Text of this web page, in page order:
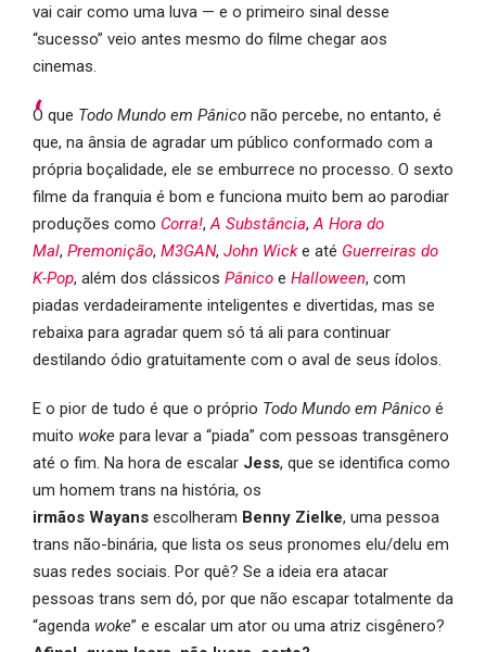
vai cair como uma luva — e o primeiro sinal desse
“sucesso” veio antes mesmo do filme chegar aos
cinemas.
O que Todo Mundo em Pânico não percebe, no entanto, é
que, na ânsia de agradar um público conformado com a
própria boçalidade, ele se emburrece no processo. O sexto
filme da franquia é bom e funciona muito bem ao parodiar
produções como Corra!,A Substância,A Hora do
Mal, Premonição, M3GAN, John Wicke até Guerreiras do
K-Pop, além dos clássicos Pânico e Halloween, com
piadas verdadeiramente inteligentes e divertidas, mas se
rebaixa para agradar quem só tá ali para continuar
destilando ódio gratuitamente com o aval de seus ídolos.
E o pior de tudo é que o próprio Todo Mundo em Pânico é
muito woke para levar a “piada” com pessoas transgênero
até o fim. Na hora de escalar Jess, que se identifica como
um homem trans na história, os
irmãos Wayans escolheram Benny Zielke, uma pessoa
trans não-binária, que lista os seus pronomes elu/delu em
suas redes sociais. Por quê? Se a ideia era atacar
pessoas trans sem dó, por que não escapar totalmente da
“agenda woke” e escalar um ator ou uma atriz cisgênero?